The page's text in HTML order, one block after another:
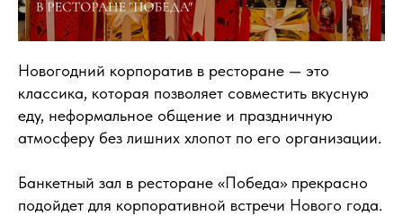
Новогодний корпоратив в ресторане — это
классика, которая позволяет совместить вкусную
еду, неформальное общение и праздничную
атмосферу без лишних хлопот по его организации.
Банкетный зал в ресторане «Победа» прекрасно
подойдет для корпоративной встречи Нового года.